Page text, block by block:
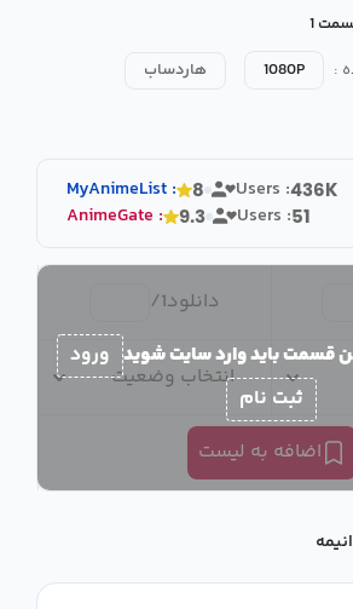
1
:
1080P هاردساب
MyAnimeList : 8 Users :436K
AnimeGate : 9.3 Users :51
دانلود1
/
انتخاب وضعیت
اضافه به لیست
قسمت باید وارد سایت شوید ورود
ثبت نام